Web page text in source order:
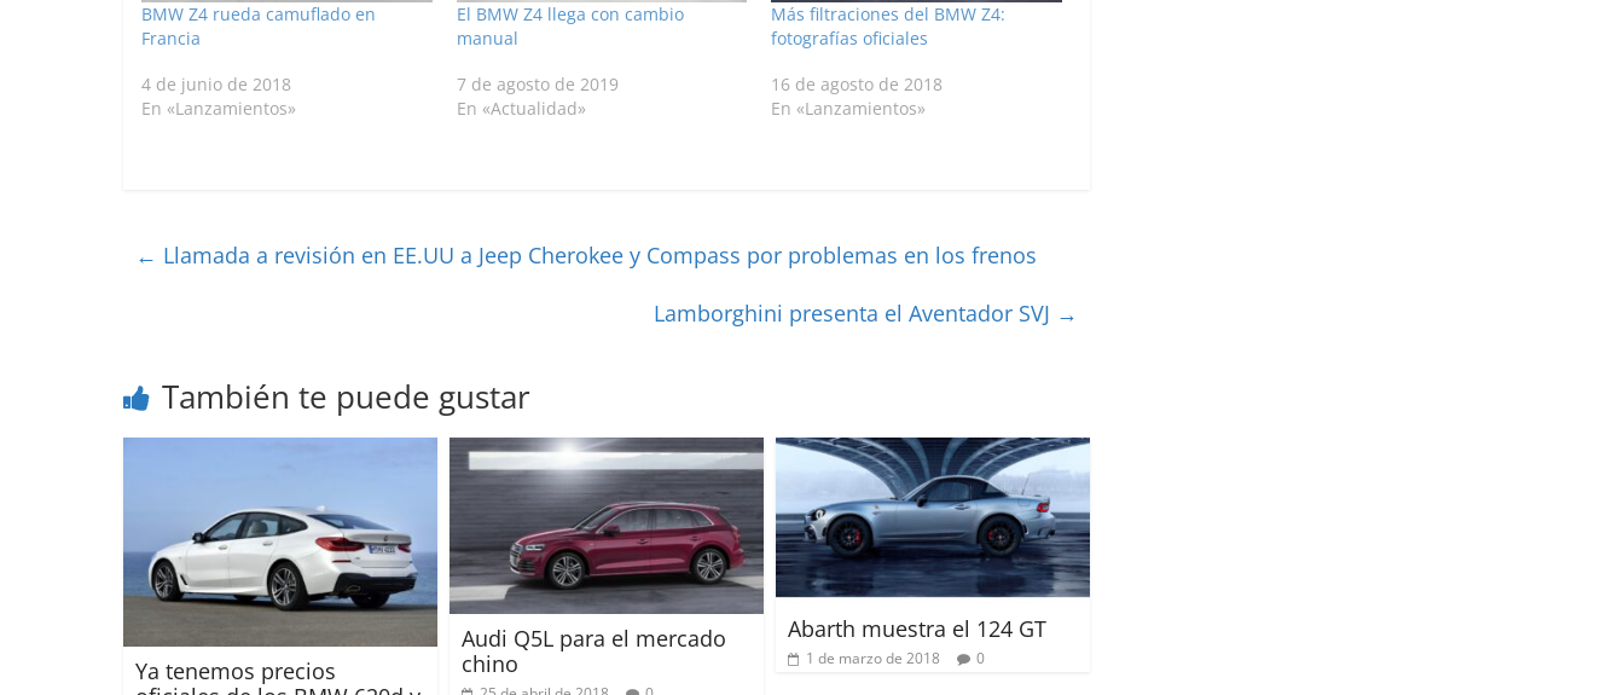
BMW Z4 rueda camuflado en
Francia
4 de junio de 2018
En «Lanzamientos»
El BMW Z4 llega con cambio
manual
7 de agosto de 2019
En «Actualidad»
Más filtraciones del BMW Z4:
fotografías oficiales
16 de agosto de 2018
En «Lanzamientos»
← Llamada a revisión en EE.UU a Jeep Cherokee y Compass por problemas en los frenos
Lamborghini presenta el Aventador SVJ →
También te puede gustar
Ya tenemos precios
Audi Q5L para el mercado
chino
Abarth muestra el 124 GT
1 de marzo de 2018 0